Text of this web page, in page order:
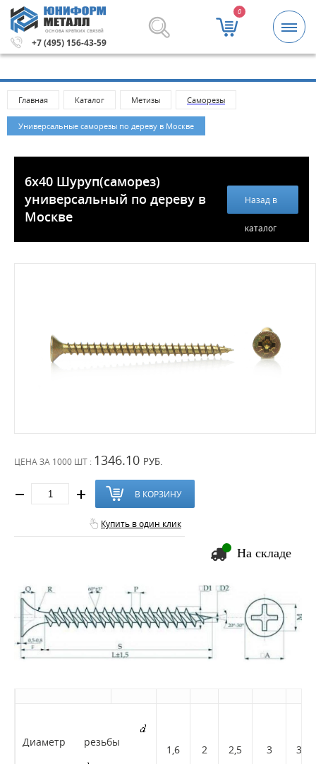
ОСНОВА КРЕПКИХ СВЯЗЕЙ
+7 (495) 156-43-59
0
Метизы и крепежные изделия оптом. Минимальная
Главная Каталог Метизы Саморезы
Универсальные саморезы по дереву в Москве
6х40 Шуруп(саморез)
универсальный по дереву в
Москве
Назад в
каталог
ЦЕНА ЗА 1000 ШТ : 1346.10 РУБ.
В КОРЗИНУ
Купить в один клик
На складе
Диаметр резьбы
1,6 2 2,5 3 3,5